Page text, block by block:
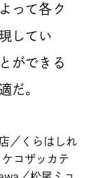
って各ク
してい
ができる
だ。
／くらはしれ
コザッカテ